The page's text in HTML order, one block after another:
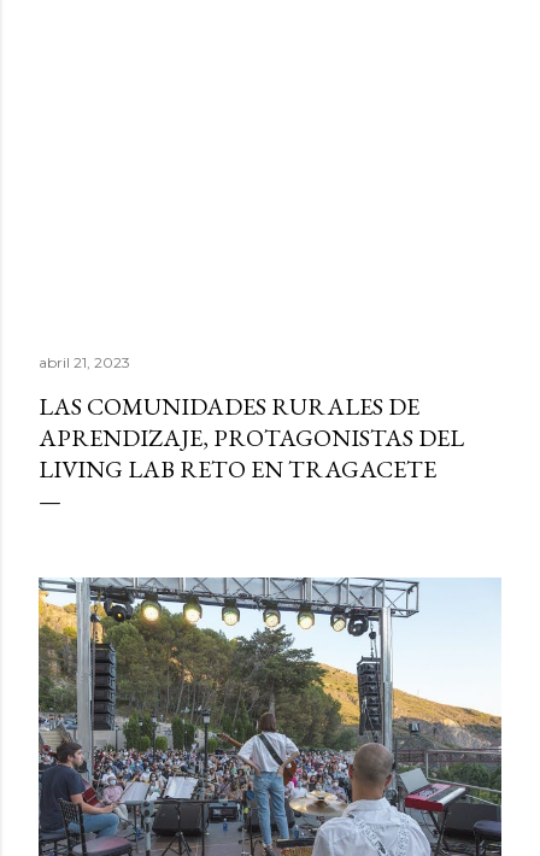
abril 21, 2023
LAS COMUNIDADES RURALES DE
APRENDIZAJE, PROTAGONISTAS DEL
LIVING LAB RETO EN TRAGACETE